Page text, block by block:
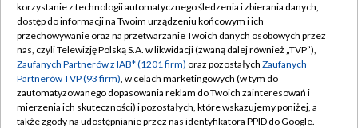
TVP
Abonament TVP
Emisja w TVP
Centrum informacji TVP
Naziemna Telewizja Cyfrowa
Regulamin TVP
Polityka prywatności
Moje zgody
Pomoc
korzystanie z technologii automatycznego śledzenia i zbierania danych,
dostęp do informacji na Twoim urządzeniu końcowym i ich
przechowywanie oraz na przetwarzanie Twoich danych osobowych przez
nas, czyli Telewizję Polską S.A. w likwidacji (zwaną dalej również „TVP”),
Zaufanych Partnerów z IAB* (1201 firm) oraz pozostałych Zaufanych
Partnerów TVP (93 firm), w celach marketingowych (w tym do
zautomatyzowanego dopasowania reklam do Twoich zainteresowań i
mierzenia ich skuteczności) i pozostałych, które wskazujemy poniżej, a
także zgody na udostępnianie przez nas identyfikatora PPID do Google.